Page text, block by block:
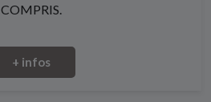
COMPRIS.
+ infos